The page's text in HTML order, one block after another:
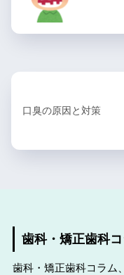
口臭の原因と対策
歯科・矯正歯科
歯科・矯正歯科コラム